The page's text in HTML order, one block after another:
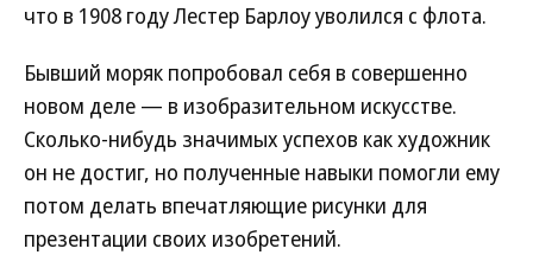
что в 1908 году Лестер Барлоу уволился с флота.
Бывший моряк попробовал себя в совершенно
новом деле — в изобразительном искусстве.
Сколько-нибудь значимых успехов как художник
он не достиг, но полученные навыки помогли ему
потом делать впечатляющие рисунки для
презентации своих изобретений.